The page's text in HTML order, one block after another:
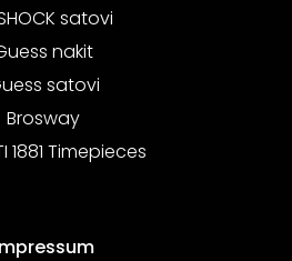
satovi
nakit
satovi
Brosway
1881 Timepieces